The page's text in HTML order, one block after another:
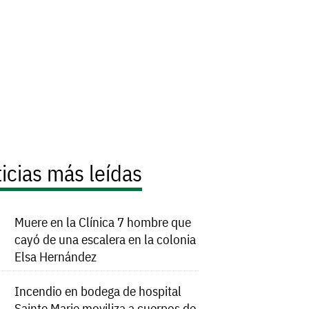
más leídas
Muere en la Clínica 7 hombre que
cayó de una escalera en la colonia
Elsa Hernández
Incendio en bodega de hospital